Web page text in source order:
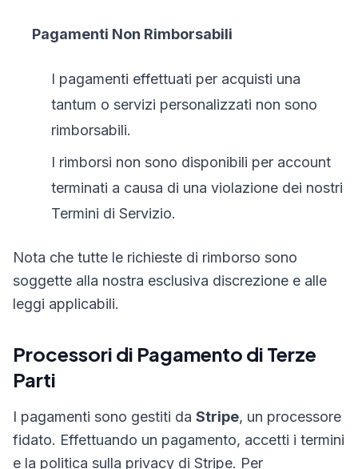
Pagamenti Non Rimborsabili
I pagamenti effettuati per acquisti una
tantum o servizi personalizzati non sono
rimborsabili.
I rimborsi non sono disponibili per account
terminati a causa di una violazione dei nostri
Termini di Servizio.
Nota che tutte le richieste di rimborso sono
soggette alla nostra esclusiva discrezione e alle
leggi applicabili.
Processori di Pagamento di Terze
Parti
I pagamenti sono gestiti da Stripe, un processore
fidato. Effettuando un pagamento, accetti i termini
e la politica sulla privacy di Stripe. Per